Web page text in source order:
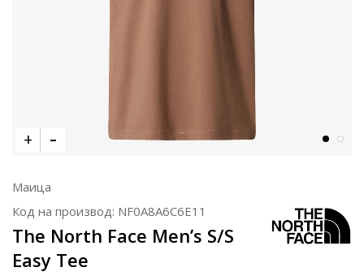
Маица
Код на производ: NF0A8A6C6E11
The North Face Men’s S/S
Easy Tee